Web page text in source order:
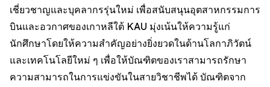
เชี่ยวชาญและบุคลากรรุ่นใหม่ เพื่อสนับสนุนอุตสาหกรรมการ
บินและอวกาศของเกาหลีใต้ KAU มุ่งเน้นให้ความรู้แก่
นักศึกษาโดยให้ความสำคัญอย่างยิ่งยวดในด้านโลกาภิวัตน์
และเทคโนโลยีใหม่ ๆ เพื่อให้บัณฑิตของเราสามารถรักษา
ความสามารถในการแข่งขันในสายวิชาชีพได้ บัณฑิตจาก